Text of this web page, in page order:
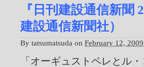
『日刊建設通信新聞
建設通信新聞社）
By tatsumatsuda on February 12,
「オーギュストペレとル